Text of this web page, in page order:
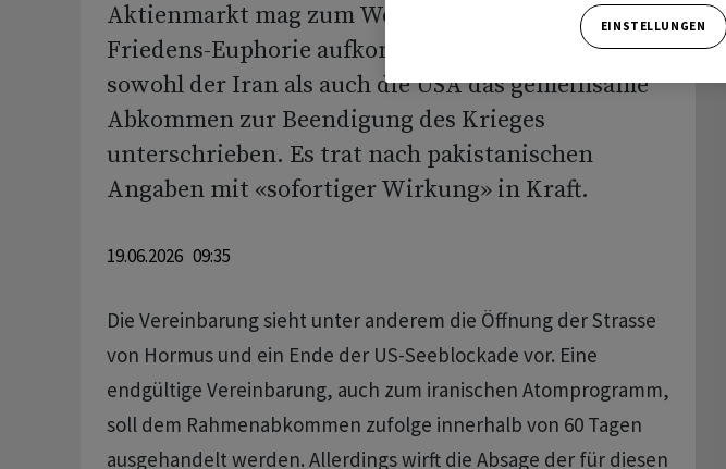
Aktienmarkt mag zum Wochenschluss keine rechte
Friedens-Euphorie aufkommen. Dabei haben
sowohl der Iran als auch die USA das gemeinsame
Abkommen zur Beendigung des Krieges
unterschrieben. Es trat nach pakistanischen
Angaben mit «sofortiger Wirkung» in Kraft.
19.06.2026 09:35
Die Vereinbarung sieht unter anderem die Öffnung der Strasse
von Hormus und ein Ende der US-Seeblockade vor. Eine
endgültige Vereinbarung, auch zum iranischen Atomprogramm,
soll dem Rahmenabkommen zufolge innerhalb von 60 Tagen
ausgehandelt werden. Allerdings wirft die Absage der für diesen
EINSTELLUNGEN